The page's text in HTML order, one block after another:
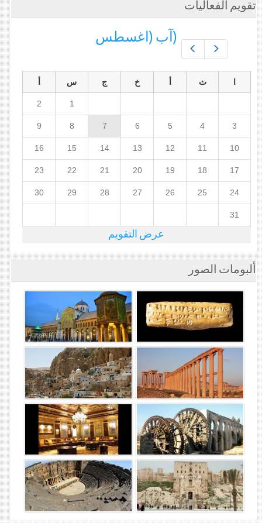
تقويم الفعاليات
(آب (اغسطس
ث خ ج س
1
2
3
4
5
6
7
8
9
10
11
12
13
14
15
16
17
18
19
20
21
22
23
24
25
26
27
28
29
30
31
عرض التقويم
ألبومات الصور